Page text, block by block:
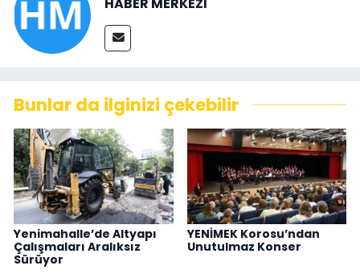
Bunlar da ilginizi çekebilir
Yenimahalle’de Altyapı
Çalışmaları Aralıksız
Sürüyor
YENİMEK Korosu’ndan
Unutulmaz Konser